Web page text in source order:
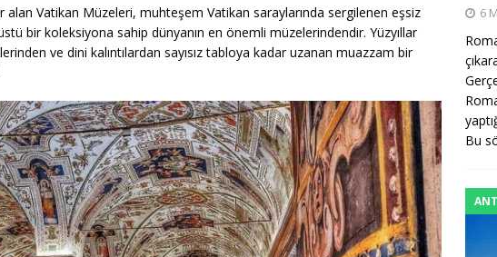
alan Vatikan Müzeleri, muhteşem Vatikan saraylarında sergilenen eşsiz
bir koleksiyona sahip dünyanın en önemli müzelerindendir. Yüzyıllar
ve dini kalıntılardan sayısız tabloya kadar uzanan muazzam bir
6
Bu